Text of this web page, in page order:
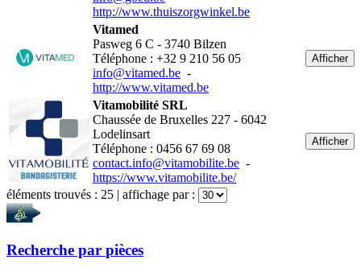
http://www.thuiszorgwinkel.be
Vitamed
Pasweg 6 C - 3740 Bilzen
Téléphone : +32 9 210 56 05
info@vitamed.be -
http://www.vitamed.be
Afficher
Vitamobilité SRL
Chaussée de Bruxelles 227 - 6042
Lodelinsart
Téléphone : 0456 67 69 08
contact.info@vitamobilite.be -
https://www.vitamobilite.be/
Afficher
éléments trouvés : 25 | affichage par :
Recherche par pièces